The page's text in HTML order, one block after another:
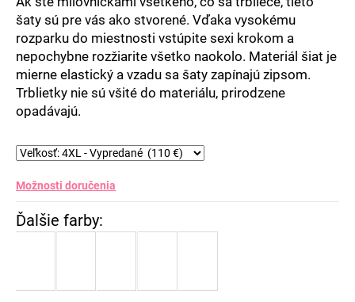
šaty sú pre vás ako stvorené. Vďaka vysokému
rozparku do miestnosti vstúpite sexi krokom a
nepochybne rozžiarite všetko naokolo. Materiál šiat je
mierne elastický a vzadu sa šaty zapínajú zipsom.
Trblietky nie sú všité do materiálu, prirodzene
opadávajú.
Možnosti doručenia